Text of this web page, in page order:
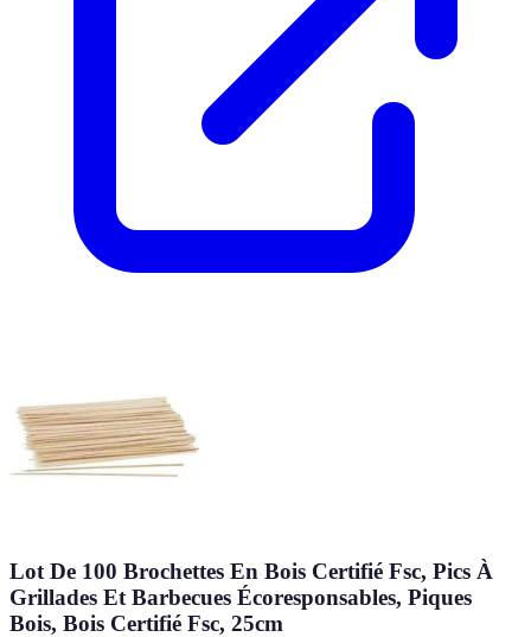
Lot De 100 Brochettes En Bois Certifié Fsc, Pics À
Grillades Et Barbecues Écoresponsables, Piques
Bois, Bois Certifié Fsc, 25cm